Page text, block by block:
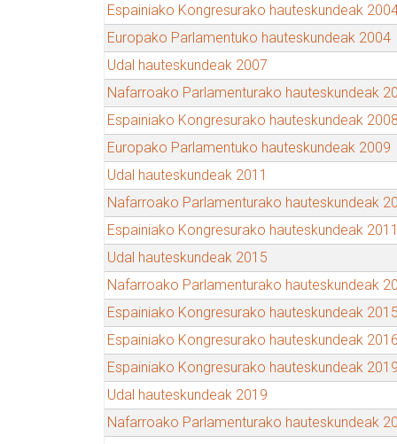
Espainiako Kongresurako hauteskundeak
Europako Parlamentuko hauteskundeak 2004
Udal hauteskundeak 2007
Nafarroako Parlamenturako hauteskundeak
Espainiako Kongresurako hauteskundeak 2008
Europako Parlamentuko hauteskundeak 2009
Udal hauteskundeak 2011
Nafarroako Parlamenturako hauteskundeak
Espainiako Kongresurako hauteskundeak 2011
Udal hauteskundeak 2015
Nafarroako Parlamenturako hauteskundeak
Espainiako Kongresurako hauteskundeak 2015
Espainiako Kongresurako hauteskundeak 2016
Espainiako Kongresurako hauteskundeak 2019
Udal hauteskundeak 2019
Nafarroako Parlamenturako hauteskundeak